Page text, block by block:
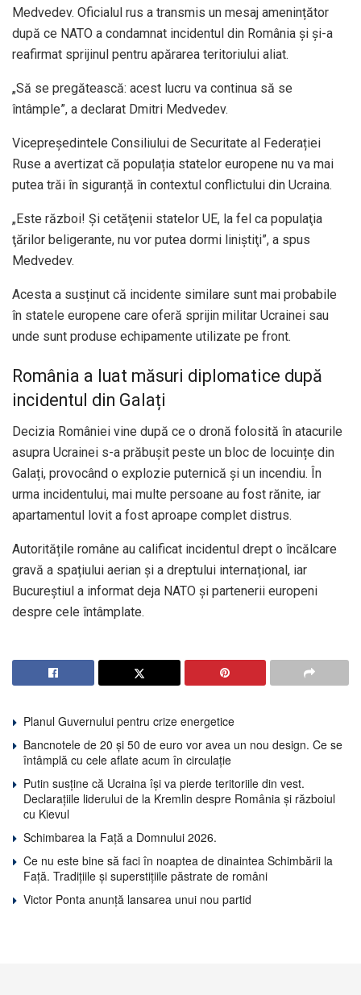
Medvedev. Oficialul rus a transmis un mesaj amenințător
după ce NATO a condamnat incidentul din România și și-a
reafirmat sprijinul pentru apărarea teritoriului aliat.
„Să se pregătească: acest lucru va continua să se
întâmple”, a declarat Dmitri Medvedev.
Vicepreședintele Consiliului de Securitate al Federației
Ruse a avertizat că populația statelor europene nu va mai
putea trăi în siguranță în contextul conflictului din Ucraina.
„Este război! Şi cetăţenii statelor UE, la fel ca populaţia
ţărilor beligerante, nu vor putea dormi liniştiţi”, a spus
Medvedev.
Acesta a susținut că incidente similare sunt mai probabile
în statele europene care oferă sprijin militar Ucrainei sau
unde sunt produse echipamente utilizate pe front.
România a luat măsuri diplomatice după
incidentul din Galați
Decizia României vine după ce o dronă folosită în atacurile
asupra Ucrainei s-a prăbușit peste un bloc de locuințe din
Galați, provocând o explozie puternică și un incendiu. În
urma incidentului, mai multe persoane au fost rănite, iar
apartamentul lovit a fost aproape complet distrus.
Autoritățile române au calificat incidentul drept o încălcare
gravă a spațiului aerian și a dreptului internațional, iar
Bucureștiul a informat deja NATO și partenerii europeni
despre cele întâmplate.
Planul Guvernului pentru crize energetice
Bancnotele de 20 și 50 de euro vor avea un nou design. Ce se
întâmplă cu cele aflate acum în circulație
Putin susține că Ucraina își va pierde teritoriile din vest.
Declarațiile liderului de la Kremlin despre România și războiul
cu Kievul
Schimbarea la Față a Domnului 2026.
Ce nu este bine să faci în noaptea de dinaintea Schimbării la
Față. Tradițiile și superstițiile păstrate de români
Victor Ponta anunță lansarea unui nou partid